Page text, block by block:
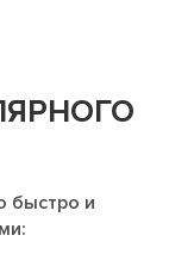
быстро и